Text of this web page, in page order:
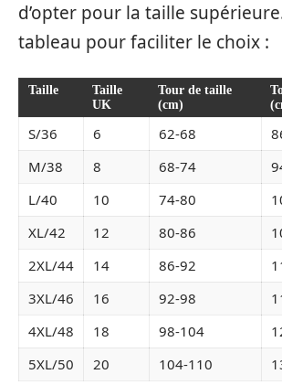
d’opter pour la taille
tableau pour faciliter le choix :
Taille
Taille
UK
Tour de taille
(cm)
S/36 6 62-68
M/38
8 68-74
L/40
10 74-80
XL/42
12 80-86
2XL/44
14 86-92
3XL/46
16 92-98
4XL/48
18 98-104
5XL/50
20 104-110